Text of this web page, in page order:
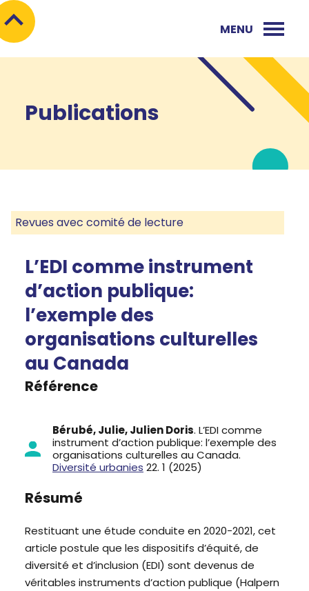
MENU
Publications
Revues avec comité de lecture
L’EDI comme instrument
d’action publique:
l’exemple des
organisations culturelles
au Canada
Référence
Bérubé, Julie, Julien Doris. L’EDI comme
instrument d’action publique: l’exemple des
organisations culturelles au Canada.
Diversité urbanies 22. 1 (2025)
Résumé
Restituant une étude conduite en 2020-2021, cet
article postule que les dispositifs d’équité, de
diversité et d’inclusion (EDI) sont devenus de
véritables instruments d’action publique (Halpern